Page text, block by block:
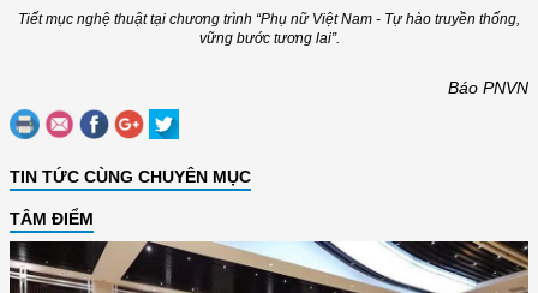
Tiết mục nghệ thuật tại chương trình “Phụ nữ Việt Nam - Tự hào truyền thống,
vững bước tương lai”.
Báo PNVN
TIN TỨC CÙNG CHUYÊN MỤC
TÂM ĐIỂM